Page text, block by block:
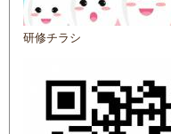
研修チラシ